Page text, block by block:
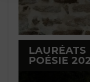
LAURÉATS
POÉSIE